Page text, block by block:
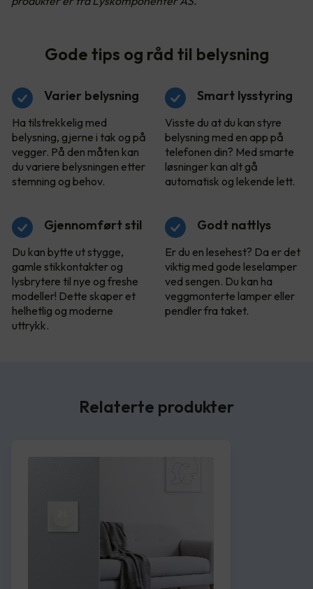
Gode tips og råd til belysning
Varier belysning
Ha tilstrekkelig med
belysning, gjerne i tak og på
vegger. På den måten kan
du variere belysningen etter
stemning og behov.
Smart lysstyring
Visste du at du kan styre
belysning med en app på
telefonen din? Med smarte
løsninger kan alt gå
automatisk og lekende lett.
Gjennomført stil
Du kan bytte ut stygge,
gamle stikkontakter og
lysbrytere til nye og freshe
modeller! Dette skaper et
helhetlig og moderne
uttrykk.
Godt nattlys
Er du en lesehest? Da er det
viktig med gode leselamper
ved sengen. Du kan ha
veggmonterte lamper eller
pendler fra taket.
Relaterte produkter